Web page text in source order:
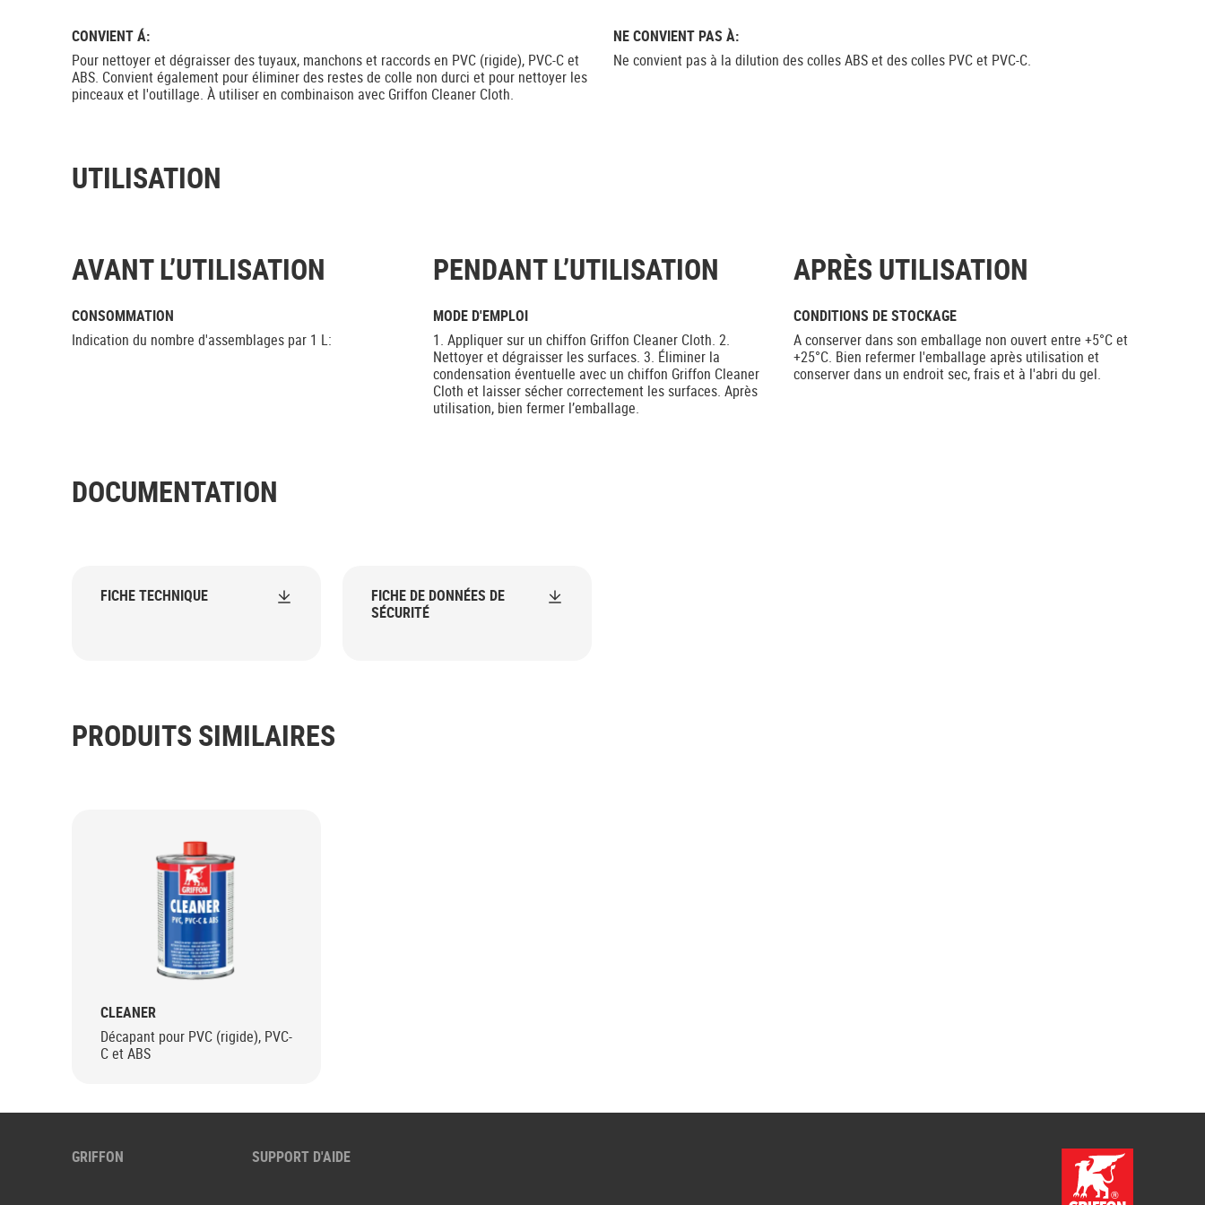
CONVIENT Á:
Pour nettoyer et dégraisser des tuyaux, manchons et raccords en PVC (rigide), PVC-C et
ABS. Convient également pour éliminer des restes de colle non durci et pour nettoyer les
pinceaux et l'outillage. À utiliser en combinaison avec Griffon Cleaner Cloth.
NE CONVIENT PAS À:
Ne convient pas à la dilution des colles ABS et des colles PVC et PVC-C.
UTILISATION
AVANT L’UTILISATION
CONSOMMATION
Indication du nombre d'assemblages par 1 L:
PENDANT L’UTILISATION
MODE D'EMPLOI
1. Appliquer sur un chiffon Griffon Cleaner Cloth. 2.
Nettoyer et dégraisser les surfaces. 3. Éliminer la
condensation éventuelle avec un chiffon Griffon Cleaner
Cloth et laisser sécher correctement les surfaces. Après
utilisation, bien fermer l’emballage.
APRÈS UTILISATION
CONDITIONS DE STOCKAGE
A conserver dans son emballage non ouvert entre +5°C et
+25°C. Bien refermer l'emballage après utilisation et
conserver dans un endroit sec, frais et à l'abri du gel.
DOCUMENTATION
FICHE TECHNIQUE
FICHE DE DONNÉES DE
SÉCURITÉ
PRODUITS SIMILAIRES
CLEANER
Décapant pour PVC (rigide), PVC-
C et ABS
GRIFFON SUPPORT D'AIDE